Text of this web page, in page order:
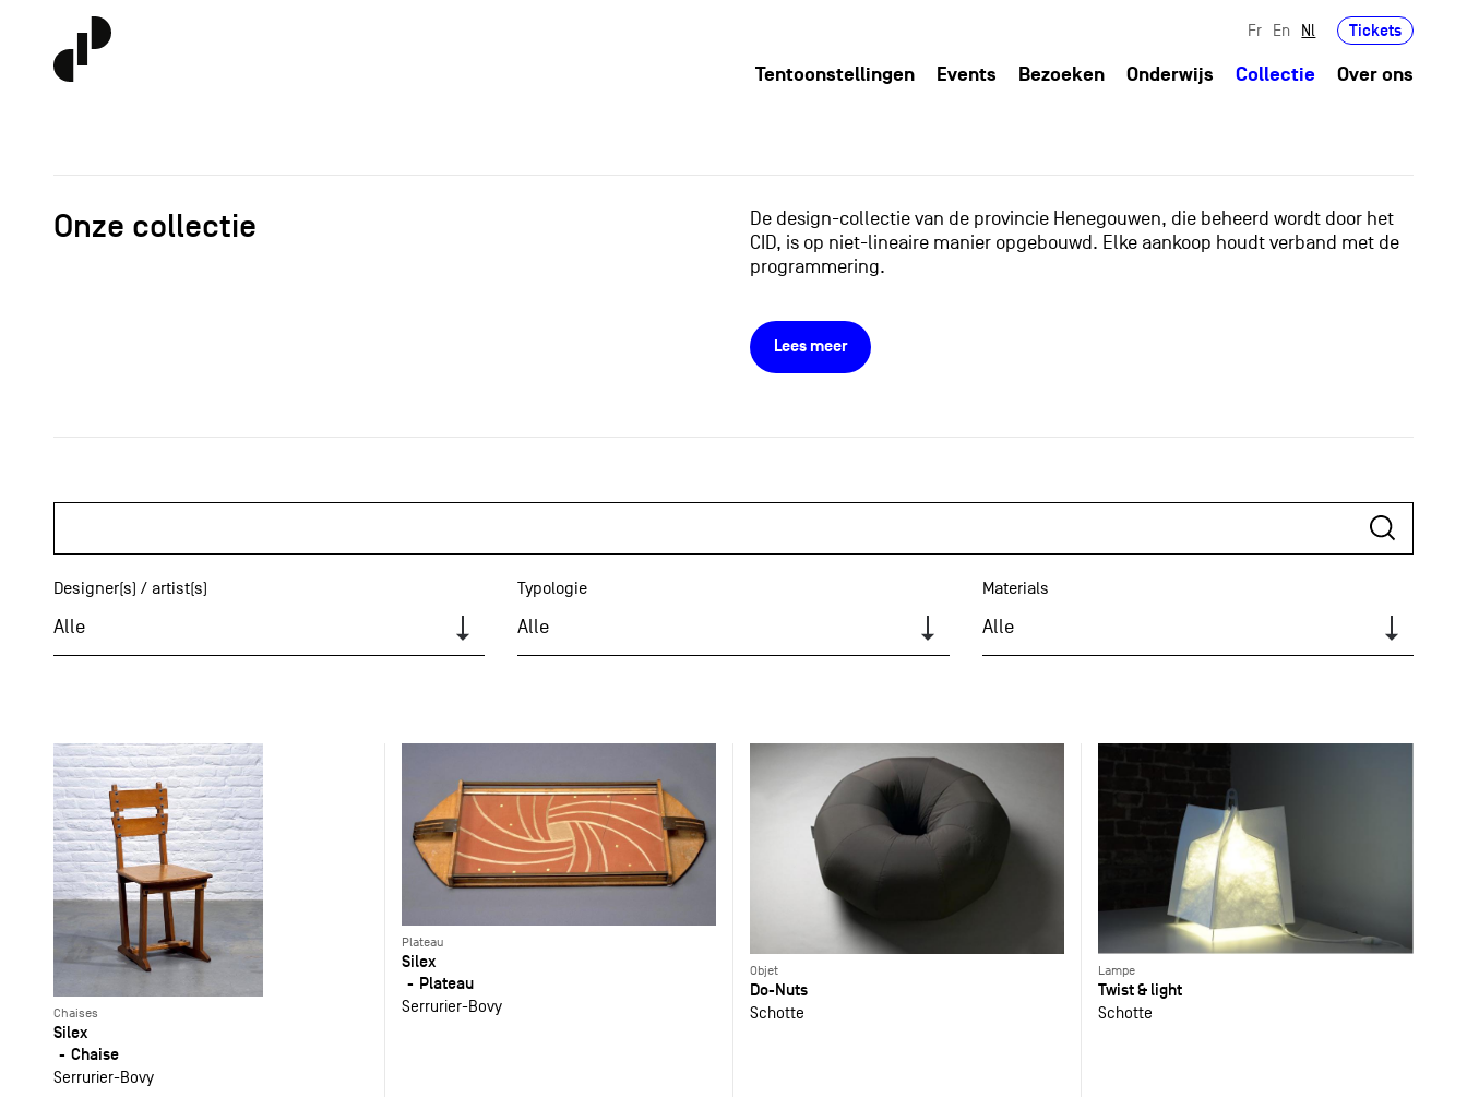
Fr En Nl Tickets
Tentoonstellingen Events Bezoeken Onderwijs Collectie Over ons
Onze collectie
De design-collectie van de provincie Henegouwen, die beheerd wordt door het
CID, is op niet-lineaire manier opgebouwd. Elke aankoop houdt verband met de
programmering.
Lees meer
Designer(s) / artist(s)
Alle
Typologie
Alle
Materials
Alle
Chaises
Silex
Chaise
Serrurier-Bovy
Plateau
Silex
Plateau
Serrurier-Bovy
Objet
Do-Nuts
Schotte
Lampe
Twist & light
Schotte